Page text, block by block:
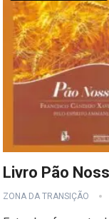
Livro Pão
ZONA DA TRANSIÇÃO